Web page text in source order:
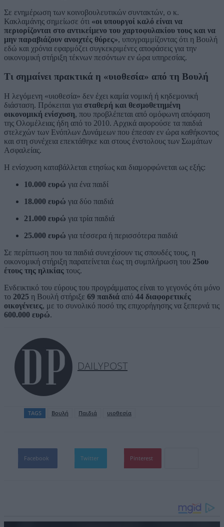
Σε ενημέρωση των κοινοβουλευτικών συντακτών, ο κ.
Κακλαμάνης σημείωσε ότι «οι υπουργοί καλό είναι να
περιορίζονται στο αντικείμενο του χαρτοφυλακίου τους και να
μην παραβιάζουν ανοιχτές θύρες», υπογραμμίζοντας ότι η Βουλή
εδώ και χρόνια εφαρμόζει συγκεκριμένες αποφάσεις για την
οικονομική στήριξη τέκνων πεσόντων εν ώρα υπηρεσίας.
Τι σημαίνει πρακτικά η «υιοθεσία» από τη Βουλή
Η λεγόμενη «υιοθεσία» δεν έχει καμία νομική ή κηδεμονική
διάσταση. Πρόκειται για σταθερή και θεσμοθετημένη
οικονομική ενίσχυση, που προβλέπεται από ομόφωνη απόφαση
της Ολομέλειας ήδη από το 2010. Αρχικά αφορούσε τα παιδιά
στελεχών των Ενόπλων Δυνάμεων που έπεσαν εν ώρα καθήκοντος
και στη συνέχεια επεκτάθηκε και στους ένστολους των Σωμάτων
Ασφαλείας.
Η ενίσχυση καταβάλλεται ετησίως και διαμορφώνεται ως εξής:
10.000 ευρώ για ένα παιδί
18.000 ευρώ για δύο παιδιά
21.000 ευρώ για τρία παιδιά
25.000 ευρώ για τέσσερα ή περισσότερα παιδιά
Σε περίπτωση που τα παιδιά συνεχίσουν τις σπουδές τους, η
οικονομική στήριξη παρατείνεται έως τη συμπλήρωση του 25ου
έτους της ηλικίας τους.
Ενδεικτικό του εύρους του προγράμματος είναι το γεγονός ότι μόνο
το 2025 η Βουλή στήριξε 69 παιδιά από 44 διαφορετικές
οικογένειες, με το συνολικό ποσό της επιχορήγησης να ξεπερνά τις
600.000 ευρώ.
DAILYPOST
TAGS Βουλή Παιδιά υιοθεσία
Facebook Twitter Pinterest